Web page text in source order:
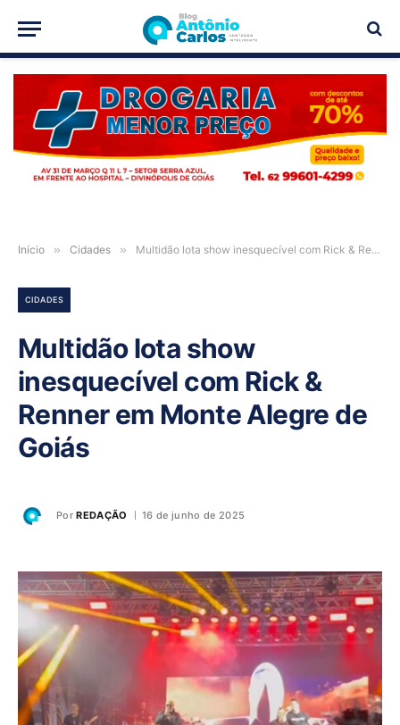
PUBLICIDADE
Início » Cidades » Multidão lota show inesquecível com Rick & Renner em Monte Alegre de Goiás
CIDADES
Multidão lota show
inesquecível com Rick &
Renner em Monte Alegre de
Goiás
Por REDAÇÃO 16 de junho de 2025